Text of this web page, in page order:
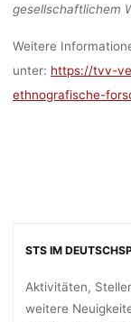
gesellschaftlichem
Weitere
unter: https://tvv-
ethnografische-
STS IM
Aktivitäten,
weitere